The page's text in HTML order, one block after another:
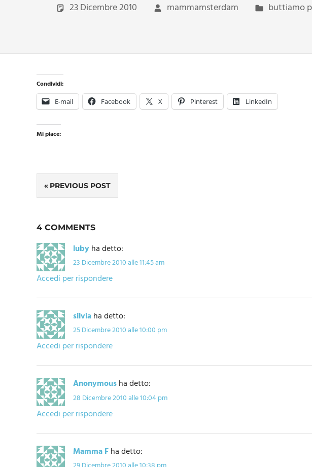
23 Dicembre 2010 mammamsterdam buttiamo
Condividi:
E-mail Facebook X Pinterest LinkedIn
Mi piace:
Navigazione
PREVIOUS POST
4 COMMENTS
lubyha detto:
23 Dicembre 2010 alle 11:45 am
Accedi per rispondere
silviaha detto:
25 Dicembre 2010 alle 10:00 pm
Accedi per rispondere
Anonymousha detto:
28 Dicembre 2010 alle 10:04 pm
Accedi per rispondere
Mamma Fha detto: